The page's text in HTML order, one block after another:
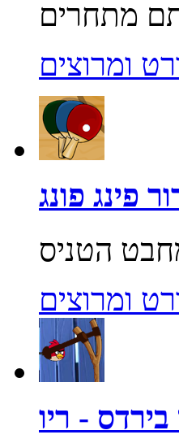
ומרוצים
פינג פונג
ומרוצים
בירדס - ריו